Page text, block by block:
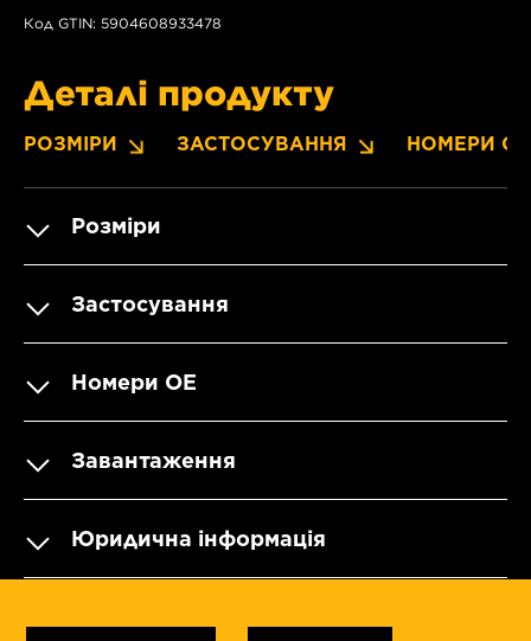
Код GTIN: 5904608933478
Деталі продукту
РОЗМІРИ ЗАСТОСУВАННЯ НОМЕРИ OE
Розміри
Застосування
Номери OE
Завантаження
Юридична інформація